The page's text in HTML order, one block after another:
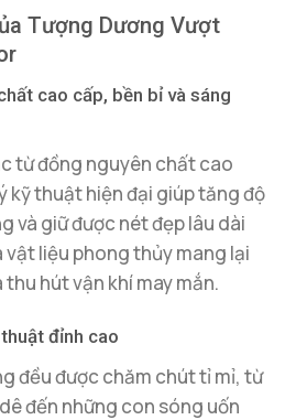
Tượng Dương Vượt
cao cấp, bền bỉ và sáng
từ đồng nguyên chất cao
kỹ thuật hiện đại giúp tăng độ
và giữ được nét đẹp lâu dài
liệu phong thủy mang lại
hút vận khí may mắn.
đỉnh cao
đều được chăm chút tỉ mỉ, từ
đến những con sóng uốn